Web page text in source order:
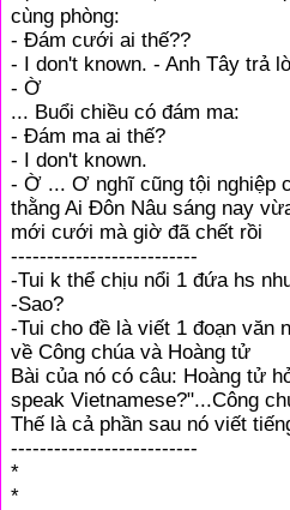
cùng phòng:
- Đám cưới ai thế??
- I don't known. - Anh Tây trả
- Ờ
... Buổi chiều có đám ma:
- Đám ma ai thế?
- I don't known.
- Ờ ... Ơ nghĩ cũng tội nghiệp
thằng Ai Đôn Nâu sáng nay
mới cưới mà giờ đã chết rồi
--------------------------
-Tui k thể chịu nổi 1 đứa hs
-Sao?
-Tui cho đề là viết 1 đoạn văn
về Công chúa và Hoàng tử
Bài của nó có câu: Hoàng tử
speak Vietnamese?"...Công
Thế là cả phần sau nó viết
--------------------------
*
*